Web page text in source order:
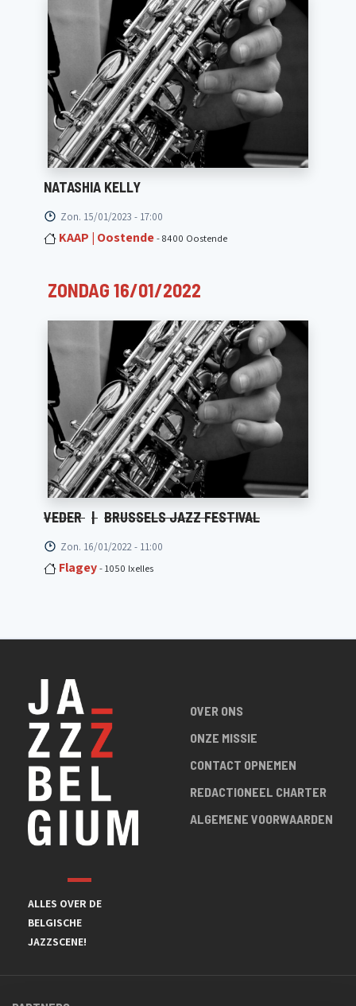
NATASHIA KELLY
Zon. 15/01/2023 - 17:00
KAAP | Oostende- 8400 Oostende
ZONDAG 16/01/2022
VEDER | BRUSSELS JAZZ FESTIVAL
Zon. 16/01/2022 - 11:00
Flagey- 1050 Ixelles
ALLES OVER DE
BELGISCHE
JAZZSCENE!
OVER ONS
ONZE MISSIE
CONTACT OPNEMEN
REDACTIONEEL CHARTER
ALGEMENE VOORWAARDEN